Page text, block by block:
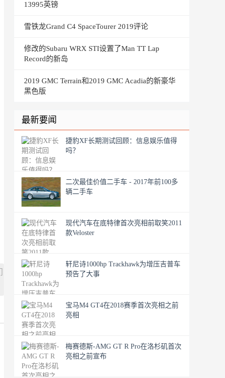
13995英镑
雪铁龙Grand C4 SpaceTourer 2019评论
修改的Subaru WRX STI设置了Man TT Lap
Record的新岛
2019 GMC Terrain和2019 GMC Acadia的新豪华
黑色版
最新要闻
捷豹XF长期测试回顾：信息娱乐值得
吗？
二次最佳价值二手车 - 2017年前100多
辆二手车
现代汽车在底特律首次亮相前取笑2011
款Veloster
轩尼诗1000hp Trackhawk为增压吉普车
预告了大事
宝马M4 GT4在2018赛季首次亮相之前
亮相
梅赛德斯-AMG GT R Pro在洛杉矶首次
亮相之前宣布